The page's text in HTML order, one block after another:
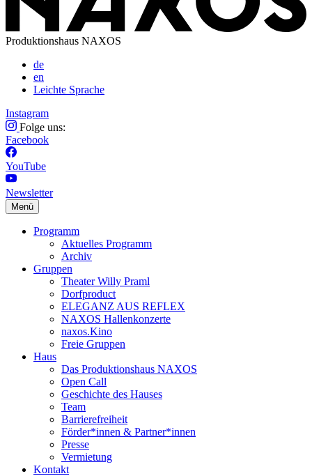
Produktionshaus NAXOS
de
en
Leichte Sprache
Instagram
Folge uns:
Facebook
YouTube
Newsletter
Menü
Programm
Aktuelles Programm
Archiv
Gruppen
Theater Willy Praml
Dorfproduct
ELEGANZ AUS REFLEX
NAXOS Hallenkonzerte
naxos.Kino
Freie Gruppen
Haus
Das Produktionshaus NAXOS
Open Call
Geschichte des Hauses
Team
Barrierefreiheit
Förder*innen & Partner*innen
Presse
Vermietung
Kontakt